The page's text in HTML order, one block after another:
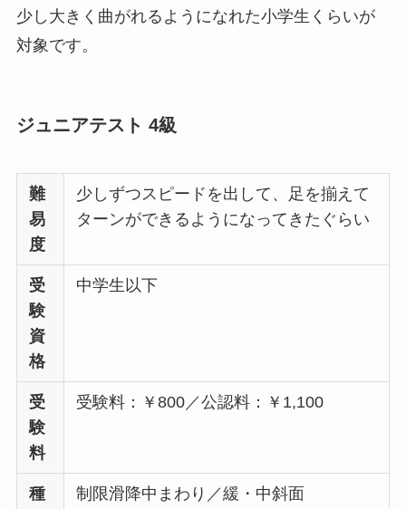
少し大きく曲がれるようになれた小学生くらいが
対象です。
ジュニアテスト 4級
難
易
度
少しずつスピードを出して、足を揃えて
ターンができるようになってきたぐらい
受
験
資
格
中学生以下
受
験
料
受験料：￥800／公認料：￥1,100
種
制限滑降中まわり／緩・中斜面